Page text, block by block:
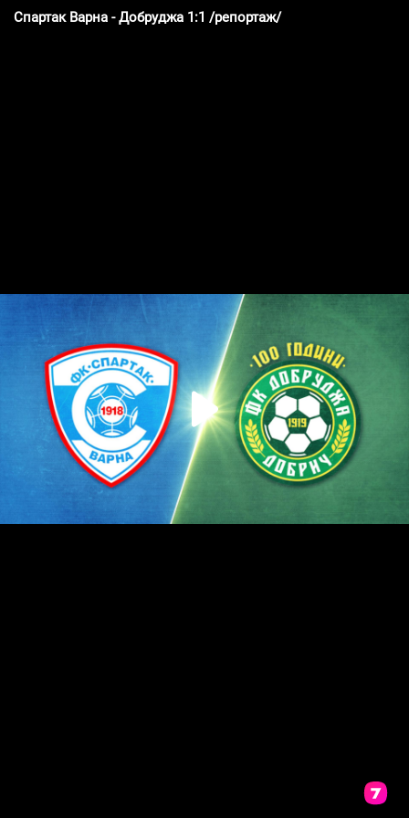
Спартак Варна - Добруджа 1:1 /репортаж/